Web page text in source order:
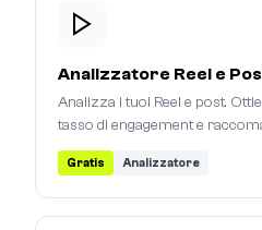
Analizzatore Reel e
Analizza i tuoi Reel e post.
tasso di engagement e
Gratis Analizzatore